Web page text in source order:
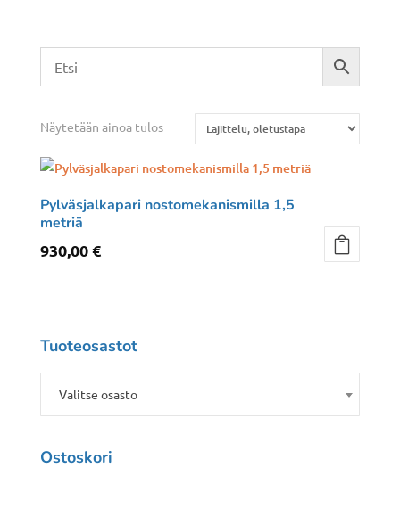
Näytetään ainoa tulos
Pylväsjalkapari nostomekanismilla 1,5
metriä
930,00€
Tuoteosastot
Valitse osasto
Ostoskori